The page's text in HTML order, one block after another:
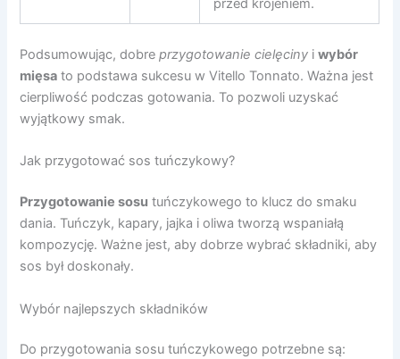
przed krojeniem.
Podsumowując, dobreprzygotowanie cielęciny iwybór
mięsa to podstawa sukcesu w Vitello Tonnato. Ważna jest
cierpliwość podczas gotowania. To pozwoli uzyskać
wyjątkowy smak.
Jak przygotować sos tuńczykowy?
Przygotowanie sosu tuńczykowego to klucz do smaku
dania. Tuńczyk, kapary, jajka i oliwa tworzą wspaniałą
kompozycję. Ważne jest, aby dobrze wybrać składniki, aby
sos był doskonały.
Wybór najlepszych składników
Do przygotowania sosu tuńczykowego potrzebne są: